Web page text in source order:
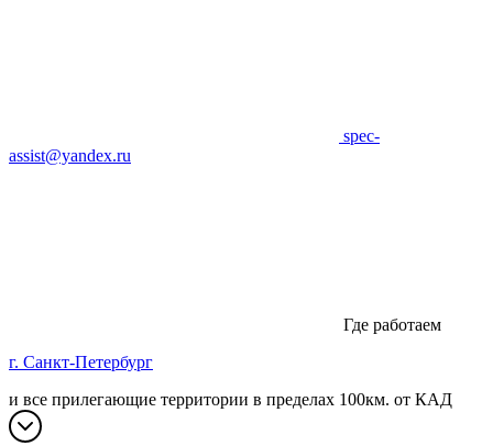
spec-
assist@yandex.ru
Где работаем
г. Санкт-Петербург
и все прилегающие территории в пределах 100км. от КАД